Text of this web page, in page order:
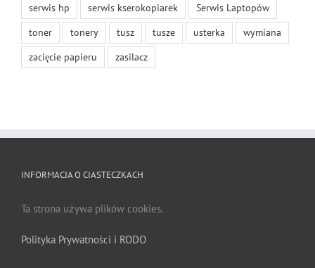
serwis hp
serwis kserokopiarek
Serwis Laptopów
toner
tonery tusz tusze usterka
wymiana
zacięcie papieru
zasilacz
INFORMACJA O CIASTECZKACH
Ta strona używa plików cookies.
Polityka Prywatności i RODO